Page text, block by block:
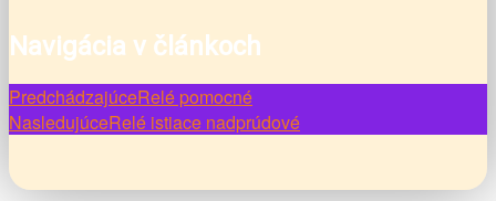
Navigácia v článkoch
PredchádzajúceRelé pomocné
NasledujúceRelé istiace nadprúdové